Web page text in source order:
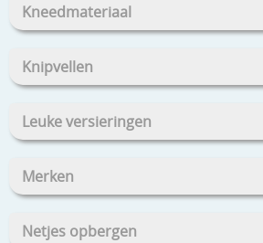
Kneedmateriaal
Knipvellen
Leuke versieringen
Merken
Netjes opbergen